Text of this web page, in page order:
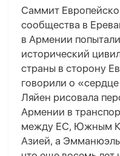
Саммит
сообщества в
в Армении
исторический
страны в сторону
говорили о
Ляйен рисовала
Армении в
между ЕС, Южным
Азией, а